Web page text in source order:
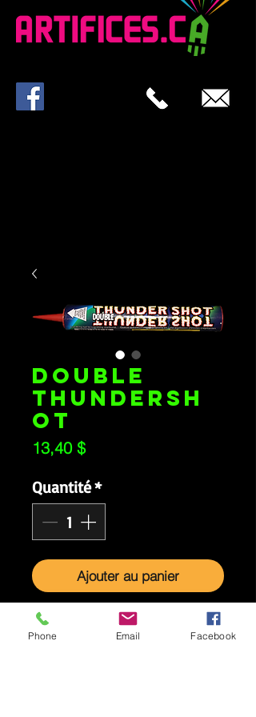
DOUBLE
THUNDERSH
OT
13,40 $Prix
Quantité*
Ajouter au panier
4 PAR PAQUET
4 obus à la trainée
Phone Email Facebook